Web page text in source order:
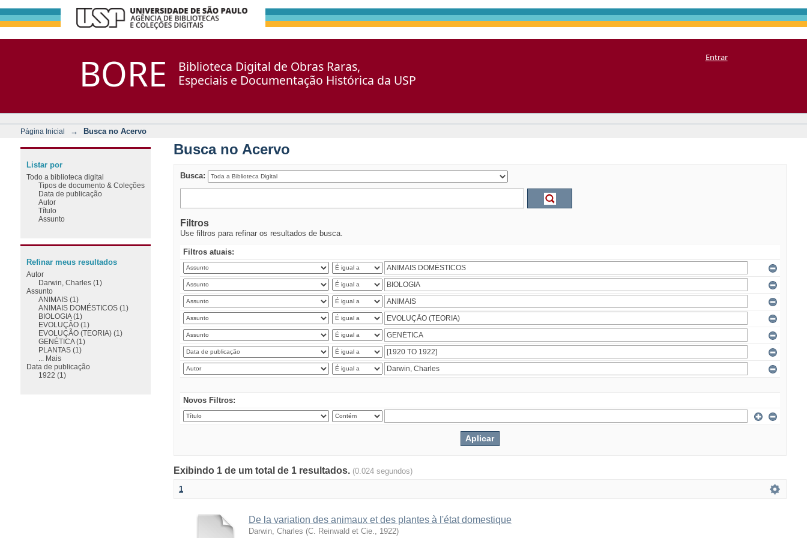
BORE
Biblioteca Digital de Obras Raras,
Especiais e Documentação Histórica da USP
Entrar
Página Inicial → Busca no Acervo
Busca no Acervo
Busca:
Filtros
Use filtros para refinar os resultados de busca.
Filtros atuais:
Novos Filtros:
Exibindo 1 de um total de 1 resultados. (0.024 segundos)
1
De la variation des animaux et des plantes à l'état domestique
Darwin, Charles (C. Reinwald et Cie. 1922)
Listar por
Todo a biblioteca digital
Tipos de documento & Coleções
Data de publicação
Autor
Título
Assunto
Refinar meus resultados
Autor
Darwin, Charles (1)
Assunto
ANIMAIS (1)
ANIMAIS DOMÉSTICOS (1)
BIOLOGIA (1)
EVOLUÇÃO (1)
EVOLUÇÃO (TEORIA) (1)
GENÉTICA (1)
PLANTAS (1)
... Mais
Data de publicação
1922 (1)